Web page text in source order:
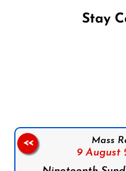
Stay
Mass
9 August
<<